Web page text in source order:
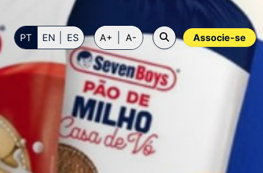
Associe-se
PT EN ES A+ A-